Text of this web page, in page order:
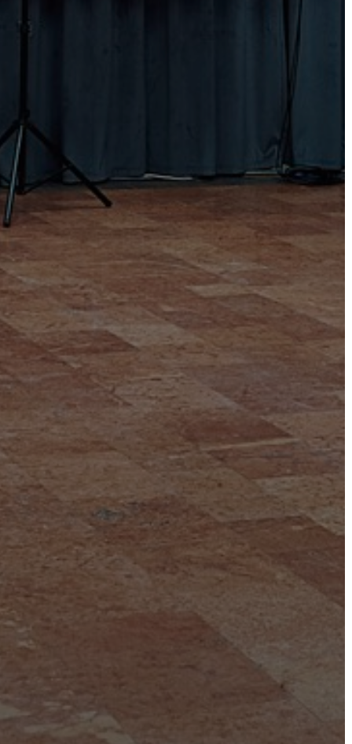
KÉPVISELŐ-
TESTÜLET
A
VÁROSRENDÉSZET
TÁJÉKOZTATÓK
ÁTLÁTHATÓSÁG
ÖNKORMÁNYZATI
CÉGEK
ÉS
INTÉZMÉNYEK
NYOMTATVÁNYOK
E-
ÜGYINTÉZÉS
TESTÜLETI
ANYAGOK
KISTÉRSÉG
GEOTERM-